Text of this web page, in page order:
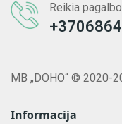
Reikia
MB „DOHO“ © 2020-
Informacija